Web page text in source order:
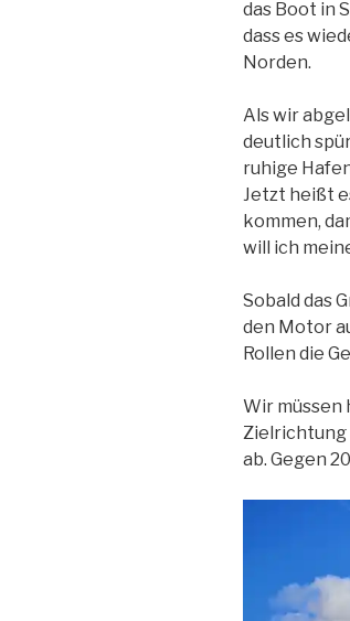
das Boot in
dass es
Norden.
Als wir
deutlich
ruhige
Jetzt heißt
kommen,
will ich
Sobald das
den Motor
Rollen die
Wir müssen
Zielrichtung
ab. Gegen